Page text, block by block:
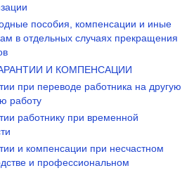
пособия, компенсации и иные
в отдельных случаях прекращения
И КОМПЕНСАЦИИ
при переводе работника на другую
работу
работнику при временной
и компенсации при несчастном
и профессиональном